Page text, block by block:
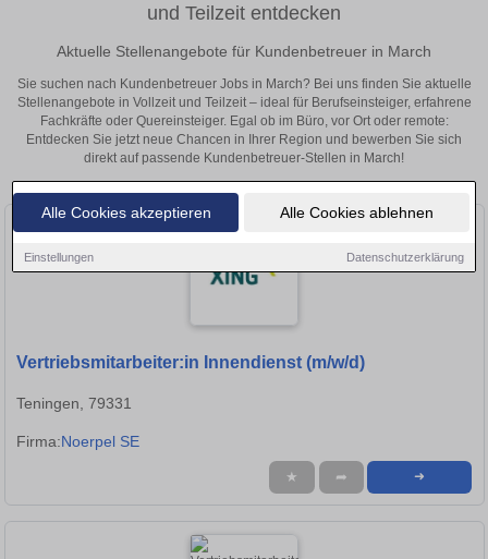
Alle Cookies akzeptieren Alle Cookies ablehnen
Einstellungen Datenschutzerklärung
und Teilzeit entdecken
Aktuelle Stellenangebote für Kundenbetreuer in March
Sie suchen nach Kundenbetreuer Jobs in March? Bei uns finden Sie aktuelle
Stellenangebote in Vollzeit und Teilzeit – ideal für Berufseinsteiger, erfahrene
Fachkräfte oder Quereinsteiger. Egal ob im Büro, vor Ort oder remote:
Entdecken Sie jetzt neue Chancen in Ihrer Region und bewerben Sie sich
direkt auf passende Kundenbetreuer-Stellen in March!
Vertriebsmitarbeiter:in Innendienst (m/w/d)
Teningen, 79331
Firma:Noerpel SE
★ ➦ ➜